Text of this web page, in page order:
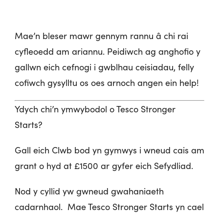
Mae’n bleser mawr gennym rannu â chi rai
cyfleoedd am ariannu. Peidiwch ag anghofio y
gallwn eich cefnogi i gwblhau ceisiadau, felly
cofiwch gysylltu os oes arnoch angen ein help!
Ydych chi’n ymwybodol o Tesco Stronger
Starts?
Gall eich Clwb bod yn gymwys i wneud cais am
grant o hyd at £1500 ar gyfer eich Sefydliad.
Nod y cyllid yw gwneud gwahaniaeth
cadarnhaol. Mae Tesco Stronger Starts yn cael